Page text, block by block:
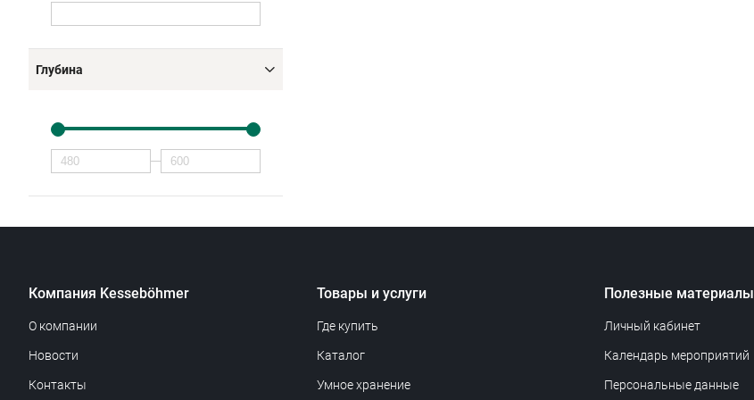
Глубина
Компания Kesseböhmer
О компании
Новости
Контакты
Товары и услуги
Где купить
Каталог
Умное хранение
Полезные материалы
Личный кабинет
Календарь мероприятий
Персональные данные